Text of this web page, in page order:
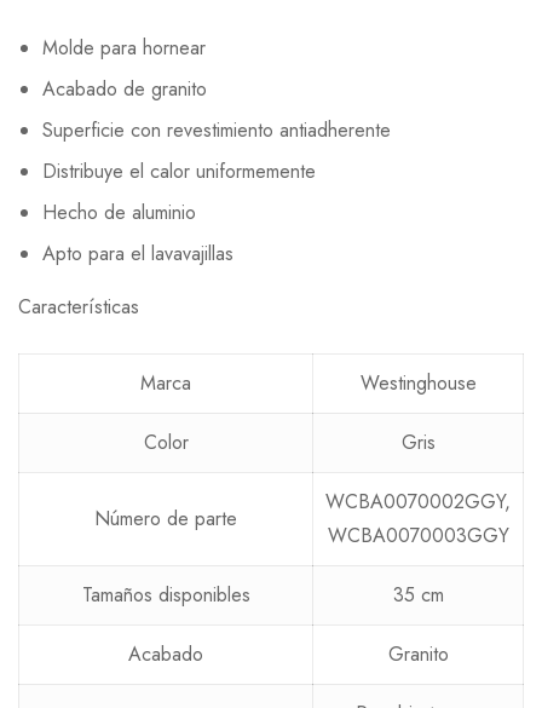
Molde para hornear
Acabado de granito
Superficie con revestimiento antiadherente
Distribuye el calor uniformemente
Hecho de aluminio
Apto para el lavavajillas
Características
Marca Westinghouse
Color Gris
Número de parte
WCBA0070002GGY,
WCBA0070003GGY
Tamaños disponibles 35 cm
Acabado Granito